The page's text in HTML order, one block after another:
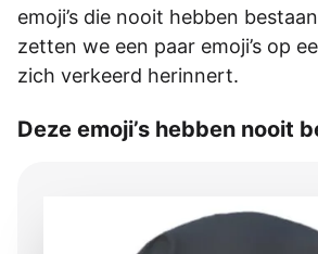
emoji’s die nooit hebben
zetten we een paar emoji’s op
zich verkeerd herinnert.
Deze emoji’s hebben nooit